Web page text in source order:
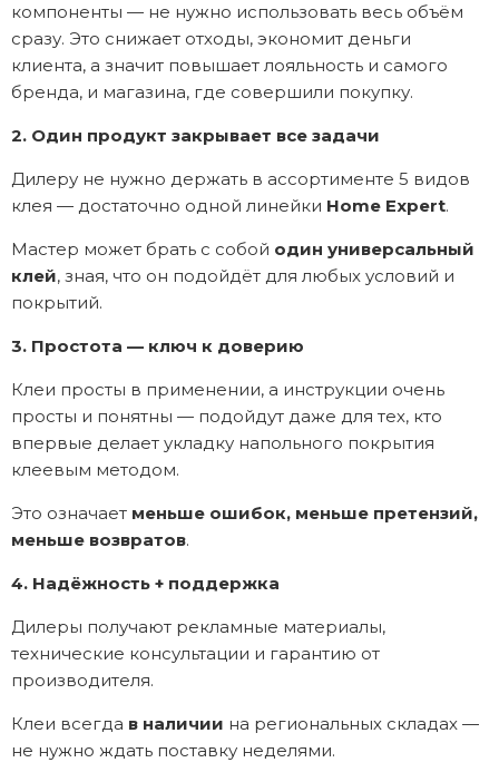
компоненты — не нужно использовать весь объём
сразу. Это снижает отходы, экономит деньги
клиента, а значит повышает лояльность и самого
бренда, и магазина, где совершили покупку.
2. Один продукт закрывает все задачи
Дилеру не нужно держать в ассортименте 5 видов
клея — достаточно одной линейки Home Expert.
Мастер может брать с собой один универсальный
клей, зная, что он подойдёт для любых условий и
покрытий.
3. Простота — ключ к доверию
Клеи просты в применении, а инструкции очень
просты и понятны — подойдут даже для тех, кто
впервые делает укладку напольного покрытия
клеевым методом.
Это означает меньше ошибок, меньше претензий,
меньше возвратов.
4. Надёжность + поддержка
Дилеры получают рекламные материалы,
технические консультации и гарантию от
производителя.
Клеи всегда в наличии на региональных складах —
не нужно ждать поставку неделями.